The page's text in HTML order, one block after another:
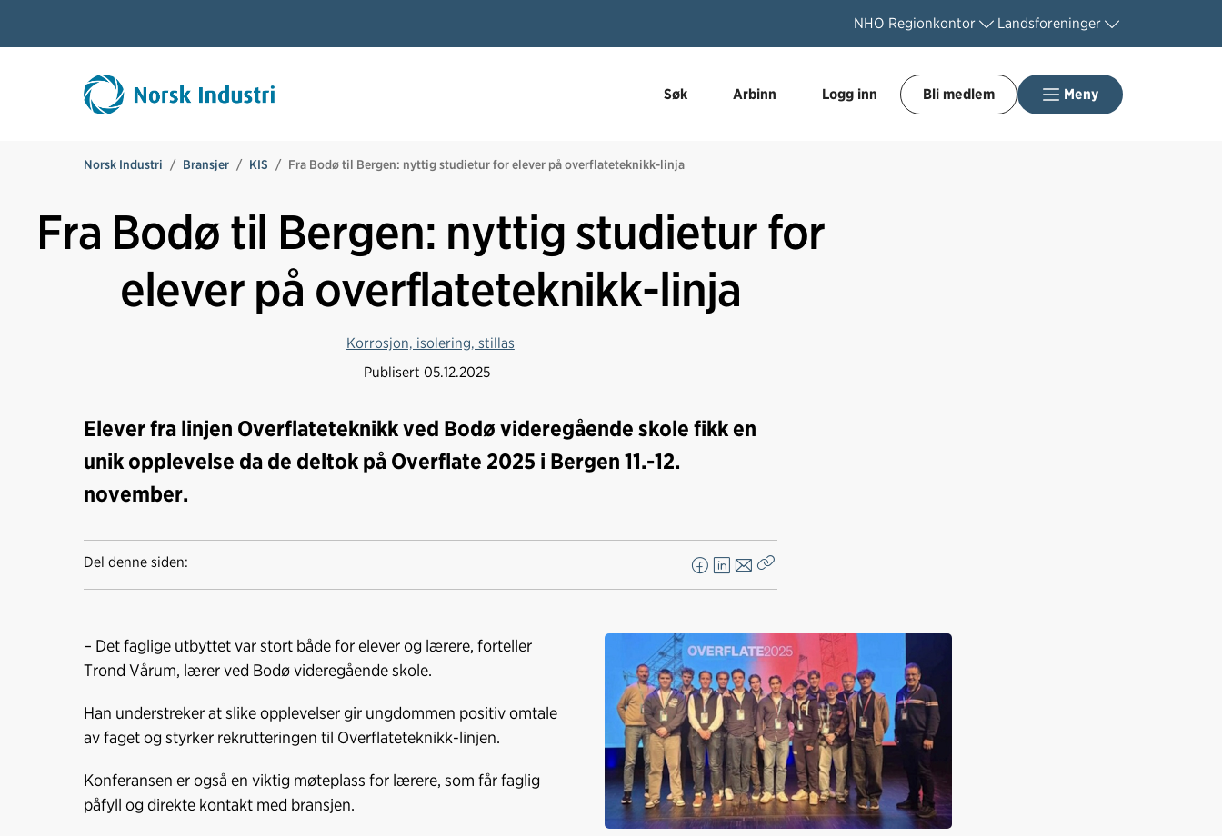
NHO Regionkontor Landsforeninger
Søk Arbinn Logg inn Bli medlem Meny
Norsk Industri Bransjer KIS Fra Bodø til Bergen: nyttig studietur for elever på overflateteknikk-linja
Fra Bodø til Bergen: nyttig studietur for
elever på overflateteknikk-linja
Korrosjon, isolering, stillas
Publisert 05.12.2025
Elever fra linjen Overflateteknikk ved Bodø videregående skole fikk en
unik opplevelse da de deltok på Overflate 2025 i Bergen 11.-12.
november.
Del denne siden:
F
b
o
o
k
L
e
d
n
E
s
t
– Det faglige utbyttet var stort både for elever og lærere, forteller
Trond Vårum, lærer ved Bodø videregående skole.
Han understreker at slike opplevelser gir ungdommen positiv omtale
av faget og styrker rekrutteringen til Overflateteknikk-linjen.
Konferansen er også en viktig møteplass for lærere, som får faglig
påfyll og direkte kontakt med bransjen.